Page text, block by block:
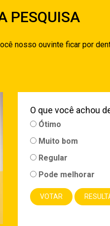
PESQUISA
nosso ouvinte ficar por
O que você achou
Ótimo
Muito bom
Regular
Pode melhorar